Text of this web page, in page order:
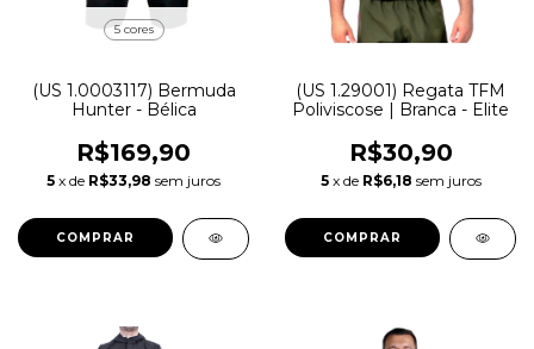
5 cores
(US 1.0003117) Bermuda
Hunter - Bélica
R$169,90
5 x de R$33,98 sem juros
COMPRAR
(US 1.29001) Regata TFM
Poliviscose | Branca - Elite
R$30,90
5 x de R$6,18 sem juros
COMPRAR